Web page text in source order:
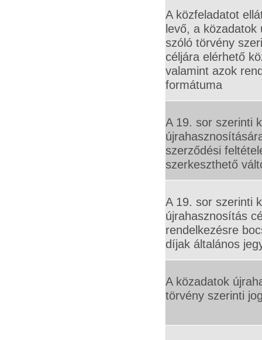
A közfeladatot
levő, a
szóló törvény
céljára elérhető
valamint azok
formátuma
A 19. sor szerinti
szerződési
szerkeszthető
A 19. sor szerinti
újrahasznosítás
rendelkezésre
díjak általános
A közadatok
törvény szerinti